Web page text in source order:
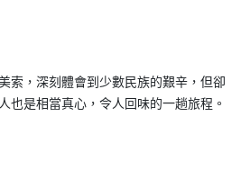
索，深刻體會到少數民族的艱辛，但卻
也是相當真心，令人回味的一趟旅程。